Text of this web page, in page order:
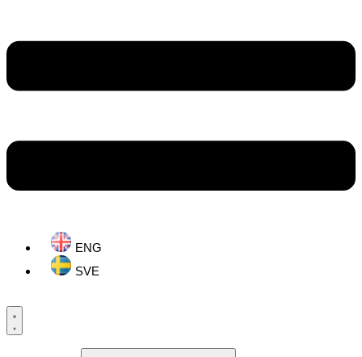
ENG
SVE